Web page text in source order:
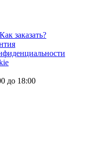
Как заказать?
до 18:00